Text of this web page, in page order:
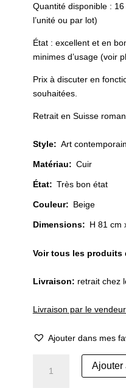
Quantité disponible :
l’unité ou par lot)
État : excellent et en
minimes d’usage (voir
Prix à discuter en
souhaitées.
Retrait en Suisse
Style: Art contemporain
Matériau: Cuir
État: Très bon état
Couleur: Beige
Dimensions: H 81 cm
Voir tous les produits
Livraison: retrait chez
Livraison par le
Ajouter dans mes
Ajouter